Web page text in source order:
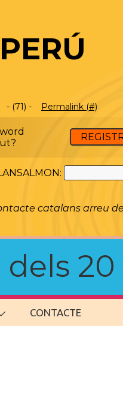
- (71) - Permalink (#)
catalans arreu
20
CONTACTE